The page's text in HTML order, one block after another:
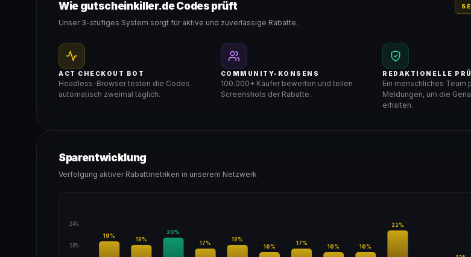
Wie gutscheinkiller.de Codes prüft
Unser 3-stufiges System sorgt für aktive und zuverlässige Rabatte.
ACT CHECKOUT BOT
Headless-Browser testen die Codes
automatisch zweimal täglich.
COMMUNITY-KONSENS
100.000+ Käufer bewerten und teilen
Screenshots der Rabatte.
REDAKTIONELLE
Ein menschliches Team
Meldungen, um die
erhalten.
Sparentwicklung
Verfolgung aktiver Rabattmetriken in unserem Netzwerk
24%
18%
19%
18%
20%
17%
18%
16%
17%
16% 16%
22%